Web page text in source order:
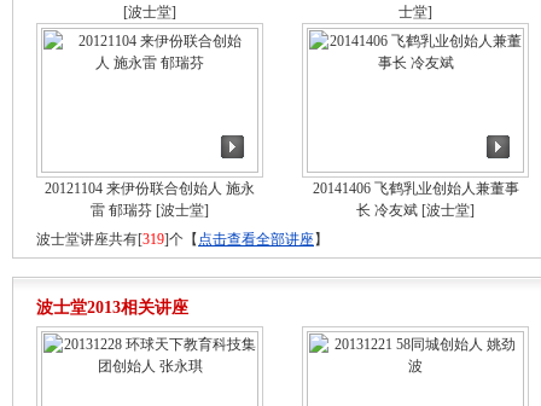
[波士堂]
士堂]
20121104 来伊份联合创始人 施永
雷 郁瑞芬 [波士堂]
20141406 飞鹤乳业创始人兼董事
长 冷友斌 [波士堂]
波士堂讲座共有[319]个【 点击查看全部讲座】
波士堂2013相关讲座